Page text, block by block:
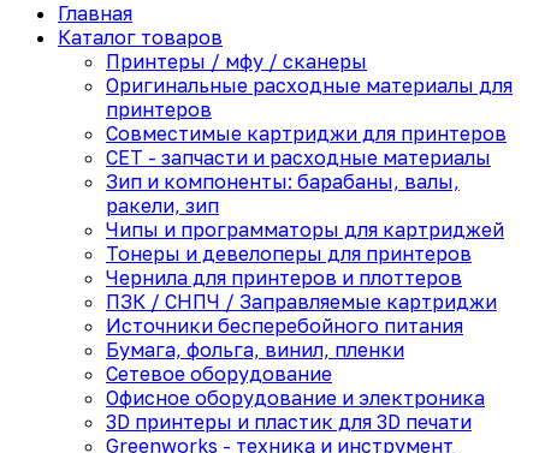
Главная
Каталог товаров
Принтеры / мфу / сканеры
Оригинальные расходные материалы для
принтеров
Совместимые картриджи для принтеров
CET - запчасти и расходные материалы
Зип и компоненты: барабаны, валы,
ракели, зип
Чипы и программаторы для картриджей
Тонеры и девелоперы для принтеров
Чернила для принтеров и плоттеров
ПЗК / СНПЧ / Заправляемые картриджи
Источники бесперебойного питания
Бумага, фольга, винил, пленки
Сетевое оборудование
Офисное оборудование и электроника
3D принтеры и пластик для 3D печати
Greenworks - техника и инструмент